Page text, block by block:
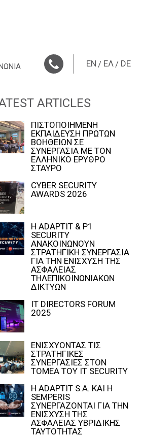
EN ΕΛ DE
ARTICLES
ΠΙΣΤΟΠΟΙΗΜΕΝΗ
ΕΚΠΑΙΔΕΥΣΗ ΠΡΩΤΩΝ
ΒΟΗΘΕΙΩΝ ΣΕ
ΣΥΝΕΡΓΑΣΙΑ ΜΕ ΤΟΝ
ΕΛΛΗΝΙΚΟ ΕΡΥΘΡΟ
ΣΤΑΥΡΟ
CYBER SECURITY
AWARDS 2026
Η ADAPTIT & P1
SECURITY
ΑΝΑΚΟΙΝΩΝΟΥΝ
ΣΤΡΑΤΗΓΙΚΗ ΣΥΝΕΡΓΑΣΙΑ
ΓΙΑ ΤΗΝ ΕΝΙΣΧΥΣΗ ΤΗΣ
ΑΣΦΑΛΕΙΑΣ
ΤΗΛΕΠΙΚΟΙΝΩΝΙΑΚΩΝ
ΔΙΚΤΥΩΝ
IT DIRECTORS FORUM
2025
ΕΝΙΣΧΥΟΝΤΑΣ ΤΙΣ
ΣΤΡΑΤΗΓΙΚΕΣ
ΣΥΝΕΡΓΑΣΙΕΣ ΣΤΟΝ
ΤΟΜΕΑ ΤΟΥ IT SECURITY
Η ADAPTIT S.A. ΚΑΙ Η
SEMPERIS
ΣΥΝΕΡΓΑΖΟΝΤΑΙ ΓΙΑ ΤΗΝ
ΕΝΙΣΧΥΣΗ ΤΗΣ
ΑΣΦΑΛΕΙΑΣ ΥΒΡΙΔΙΚΗΣ
ΤΑΥΤΟΤΗΤΑΣ